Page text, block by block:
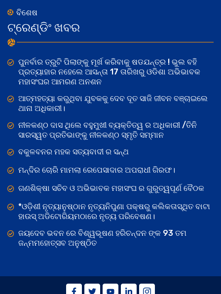
ବିଶେଷ
ଟ୍ରେଣ୍ଡିଂ ଖବର
ପୁନର୍ବାର ତ୍ରୁଟି ପିଲାଙ୍କୁ ମୂର୍ଖ କରିବାକୁ ଷଡଯନ୍ତ୍ର ! ଭୁଲ ବହି
ପ୍ରତ୍ୟାହାର ନହେଲେ ଆସନ୍ତା 17 ତାରିଖରୁ ଓଡିଶା ଅଭିଭାବକ
ମହାସଂଘର ଆମରଣ ଅନଶନ
ଆତ୍ମହତ୍ୟା କରୁଥିବା ଯୁବକକୁ ଦେବ ଦୂତ ସାଜି ଜୀବନ ବଞ୍ଚାଇଲେ
ଥାନା ଅଧିକାରୀ।
ନୀଳକଣ୍ଠ ଦାସ ଥିଲେ ବହୁମୁଖୀ ବ୍ୟକ୍ତିତ୍ୱ ର ଅଧିକାରୀ /ତିନି
ସାରସ୍ୱତ ପ୍ରତିଭାଙ୍କୁ ନୀଳକଣ୍ଠ ସ୍ମୃତି ସମ୍ମାନ
ବକୁଳବନର ମହକ ସତ୍ୟବାଦୀ ର ସନ୍ଥ
ମନ୍ଦିର ଚୋରି ମାମଲା ରେପେସାଦାର ଅପରାଧୀ ଗିରଫ।
ଗଣଶିକ୍ଷା ସଚିବ ଓ ଅଭିଭାବକ ମହାସଂଘ ର ଗୁରୁତ୍ୱପୂର୍ଣ ବୈଠକ
*ଓଡ଼ିଶୀ ନୃତ୍ୟାନୁଷ୍ଠାନ ନୃତ୍ୟନିପୁଣା ପକ୍ଷରୁ କଲିକତାସ୍ଥିତ ବାଟା
ହାଉସ୍ ଅଡିଟୋରିୟମଠାରେ ନୃତ୍ୟ ପରିବେଷଣ।
ଜୟଦେବ ଭବନ ରେ ବିଶ୍ୱଭୂଷଣ ହରିଚନ୍ଦନ ଙ୍କ 93 ତମ
ଜନ୍ମମହୋତ୍ସବ ଅନୁଷ୍ଠିତ